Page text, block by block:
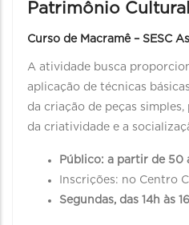
Patrimônio Cultural
Curso de Macramê – SESC
A atividade busca
aplicação de técnicas
da criação de peças
da criatividade e a
Público: a partir de 50
Inscrições: no Centro
Segundas, das 14h às